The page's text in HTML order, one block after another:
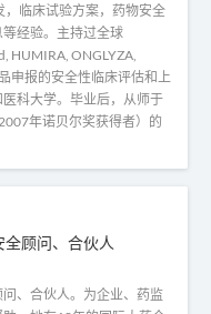
临床试验方案，药物安全
经验。主持过全球
HUMIRA, ONGLYZA,
申报的安全性临床评估和上
科大学。毕业后，从师于
年诺贝尔奖获得者）的
顾问、合伙人
、合伙人。为企业、药监